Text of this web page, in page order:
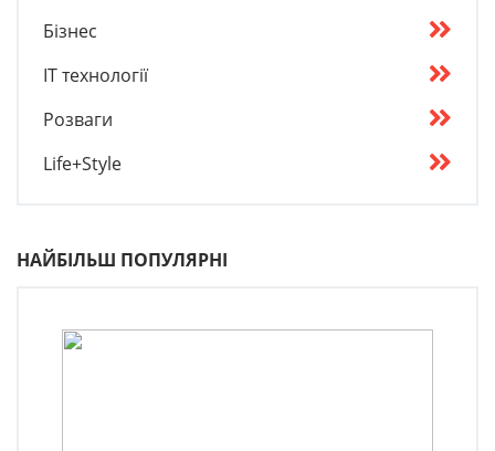
Бізнес
IT технології
Розваги
Life+Style
НАЙБІЛЬШ ПОПУЛЯРНІ